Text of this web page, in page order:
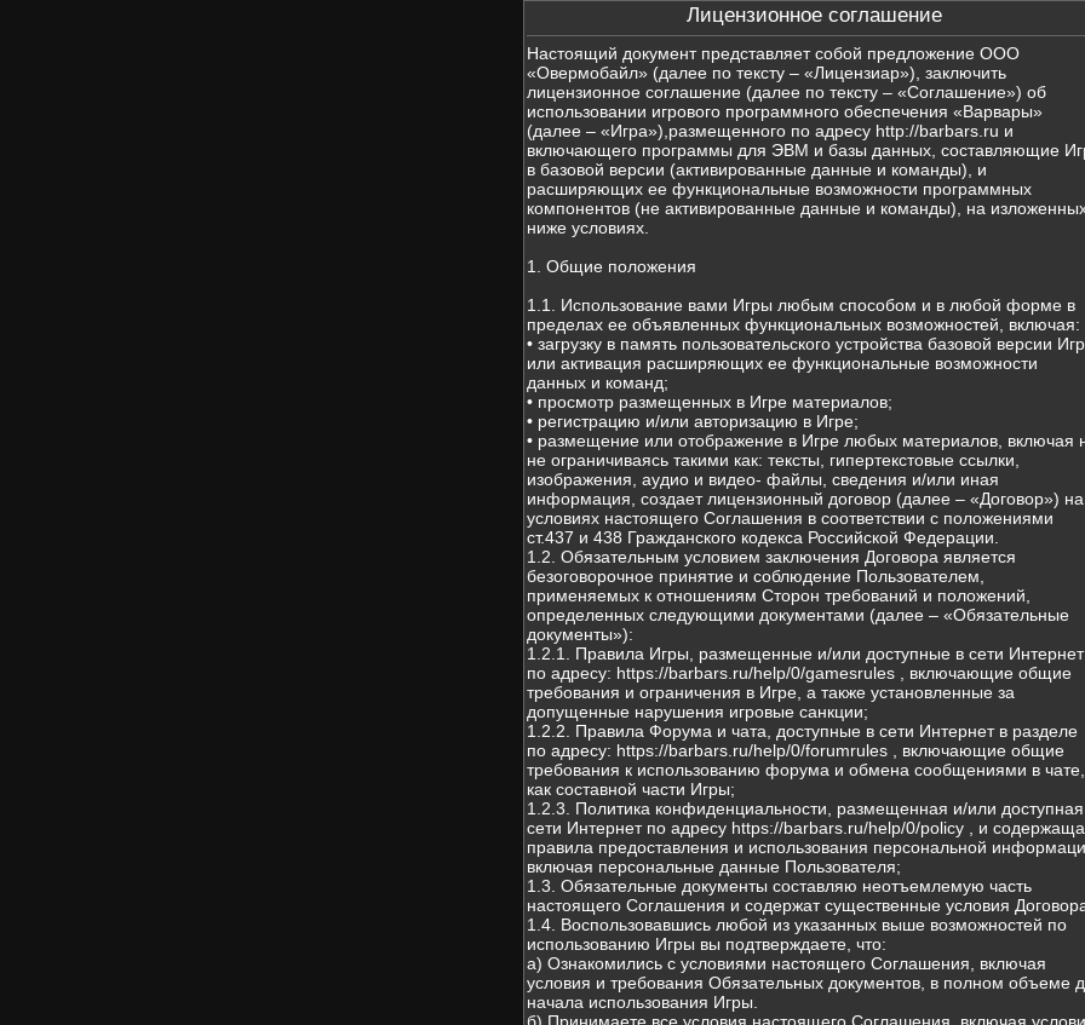
Лицензионное соглашение
Настоящий документ представляет собой предложение ООО
«Овермобайл» (далее по тексту – «Лицензиар»), заключить
лицензионное соглашение (далее по тексту – «Соглашение») об
использовании игрового программного обеспечения «Варвары»
(далее – «Игра»),размещенного по адресу http://barbars.ru и
включающего программы для ЭВМ и базы данных, составляющие
в базовой версии (активированные данные и команды), и
расширяющих ее функциональные возможности программных
компонентов (не активированные данные и команды), на
ниже условиях.
1. Общие положения
1.1. Использование вами Игры любым способом и в любой форме в
пределах ее объявленных функциональных возможностей, включая:
• загрузку в память пользовательского устройства базовой версии
или активация расширяющих ее функциональные возможности
данных и команд;
• просмотр размещенных в Игре материалов;
• регистрацию и/или авторизацию в Игре;
• размещение или отображение в Игре любых материалов, включая
не ограничиваясь такими как: тексты, гипертекстовые ссылки,
изображения, аудио и видео- файлы, сведения и/или иная
информация, создает лицензионный договор (далее – «Договор») на
условиях настоящего Соглашения в соответствии с положениями
ст.437 и 438 Гражданского кодекса Российской Федерации.
1.2. Обязательным условием заключения Договора является
безоговорочное принятие и соблюдение Пользователем,
применяемых к отношениям Сторон требований и положений,
определенных следующими документами (далее – «Обязательные
документы»):
1.2.1. Правила Игры, размещенные и/или доступные в сети Интернет
по адресу: https://barbars.ru/help/0/gamesrules , включающие общие
требования и ограничения в Игре, а также установленные за
допущенные нарушения игровые санкции;
1.2.2. Правила Форума и чата, доступные в сети Интернет в разделе
по адресу: https://barbars.ru/help/0/forumrules , включающие общие
требования к использованию форума и обмена сообщениями в чате,
как составной части Игры;
1.2.3. Политика конфиденциальности, размещенная и/или
сети Интернет по адресу https://barbars.ru/help/0/policy , и
правила предоставления и использования персональной
включая персональные данные Пользователя;
1.3. Обязательные документы составляю неотъемлемую часть
настоящего Соглашения и содержат существенные условия
1.4. Воспользовавшись любой из указанных выше возможностей по
использованию Игры вы подтверждаете, что:
а) Ознакомились с условиями настоящего Соглашения, включая
условия и требования Обязательных документов, в полном объеме
начала использования Игры.